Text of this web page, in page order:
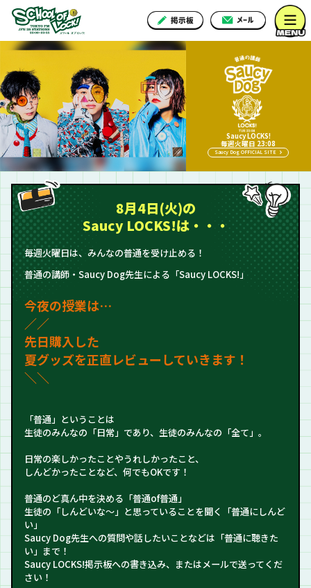
Saucy LOCKS!
毎週火曜日 23:08
Saucy Dog OFFICIAL SITE
8月4日(火)の
Saucy LOCKS!は・・・
毎週火曜日は、みんなの普通を受け止める！
普通の講師・Saucy Dog先生による「Saucy LOCKS!」
今夜の授業は…
／／
先日購入した
夏グッズを正直レビューしていきます！
＼＼
「普通」ということは
生徒のみんなの「日常」であり、生徒のみんなの「全て」。
日常の楽しかったことやうれしかったこと、
しんどかったことなど、何でもOKです！
普通のど真ん中を決める「普通of普通」
生徒の「しんどいな～」と思っていることを聞く「普通にしんど
い」
Saucy Dog先生への質問や話したいことなどは「普通に聴きた
い」まで！
Saucy LOCKS!掲示板への書き込み、またはメールで送ってくだ
さい！